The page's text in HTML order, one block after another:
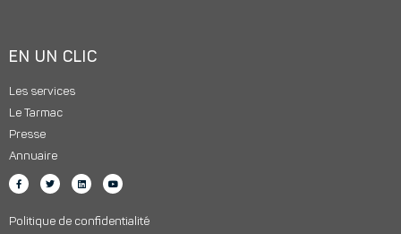
EN UN CLIC
Les services
Le Tarmac
Presse
Annuaire
Politique de confidentialité